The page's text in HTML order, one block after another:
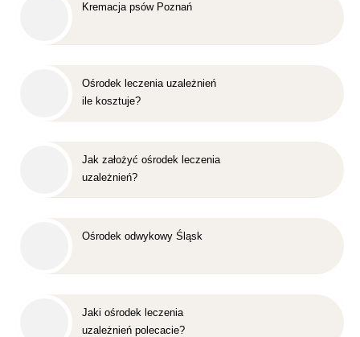
Kremacja psów Poznań
Ośrodek leczenia uzależnień
ile kosztuje?
Jak założyć ośrodek leczenia
uzależnień?
Ośrodek odwykowy Śląsk
Jaki ośrodek leczenia
uzależnień polecacie?